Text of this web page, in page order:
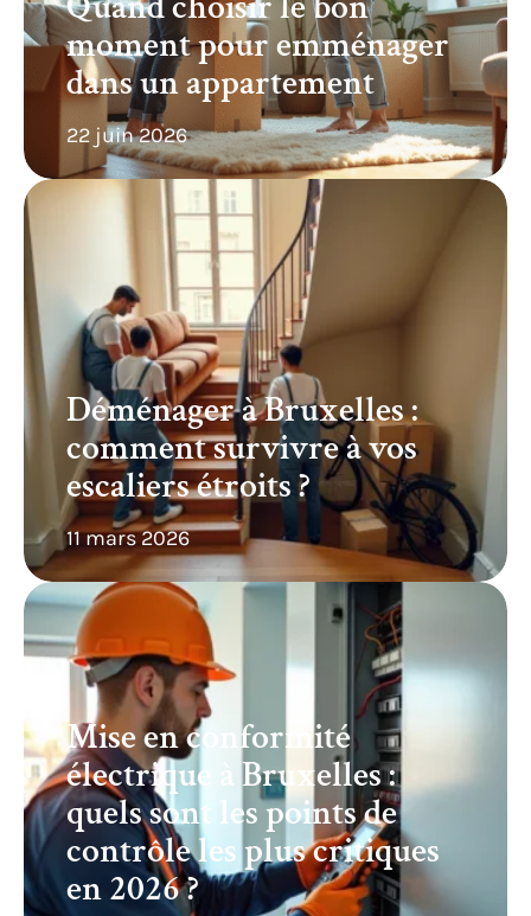
moment pour emménager
dans un appartement
22 juin 2026
Déménager à Bruxelles :
comment survivre à vos
escaliers étroits ?
11 mars 2026
Mise en conformité
électrique à Bruxelles :
quels sont les points de
contrôle les plus critiques
en 2026 ?